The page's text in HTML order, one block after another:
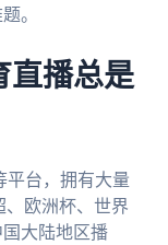
。
直播总是
平台，拥有大量
欧洲杯、世界
大陆地区播